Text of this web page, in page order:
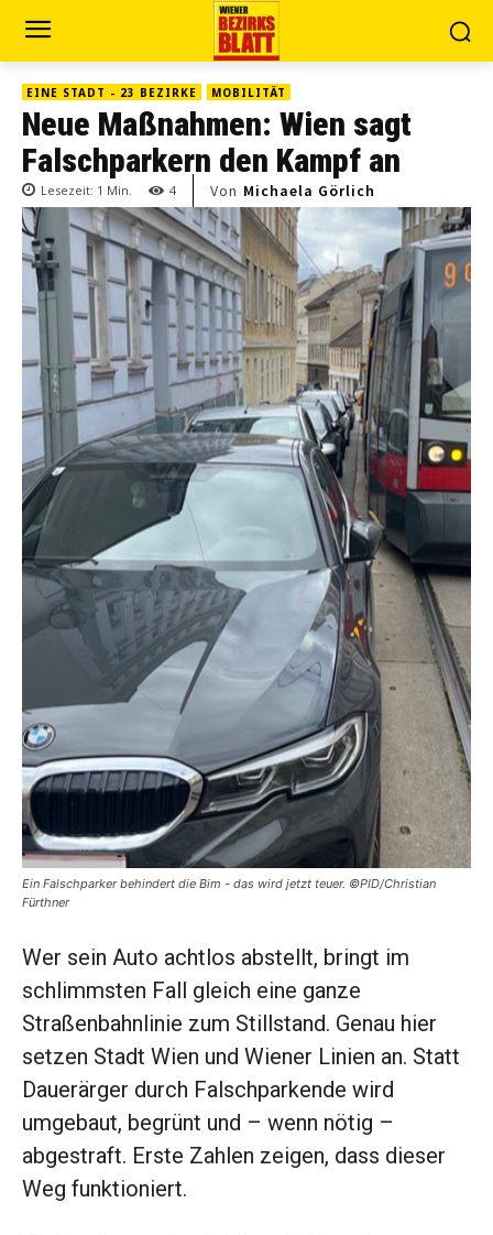
EINE STADT - 23 BEZIRKE MOBILITÄT
Neue Maßnahmen: Wien sagt
Falschparkern den Kampf an
Lesezeit: 1 Min. 4 Von Michaela Görlich
Ein Falschparker behindert die Bim - das wird jetzt teuer. ©PID/Christian
Fürthner
Wer sein Auto achtlos abstellt, bringt im
schlimmsten Fall gleich eine ganze
Straßenbahnlinie zum Stillstand. Genau hier
setzen Stadt Wien und Wiener Linien an. Statt
Dauerärger durch Falschparkende wird
umgebaut, begrünt und – wenn nötig –
abgestraft. Erste Zahlen zeigen, dass dieser
Weg funktioniert.